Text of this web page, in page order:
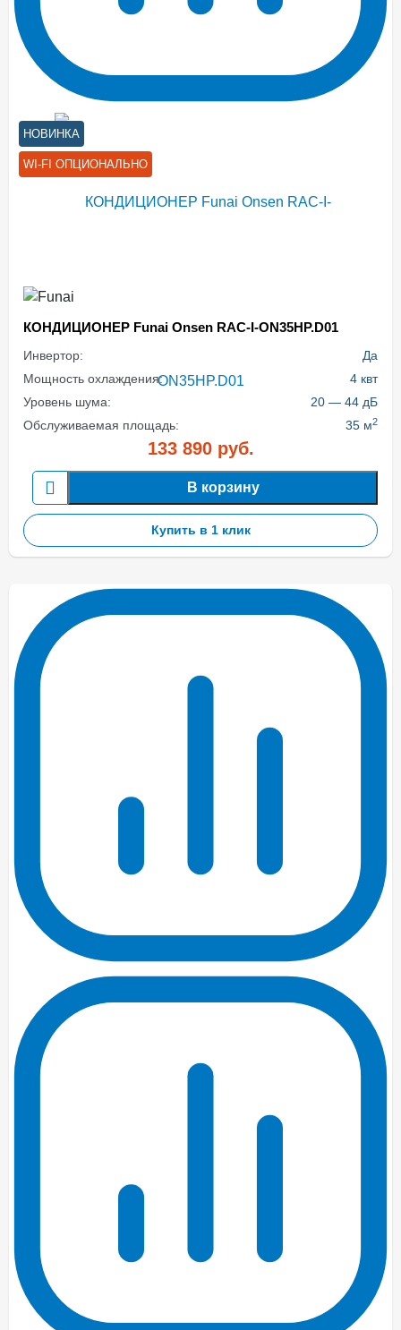
НОВИНКА
WI-FI ОПЦИОНАЛЬНО
КОНДИЦИОНЕР Funai Onsen RAC-I-ON35HP.D01
Инвертор:
Да
Мощность охлаждения:
4 квт
Уровень шума:
20 — 44 дБ
Обслуживаемая площадь:
35 м2
133 890руб.
В корзину
Купить в 1 клик